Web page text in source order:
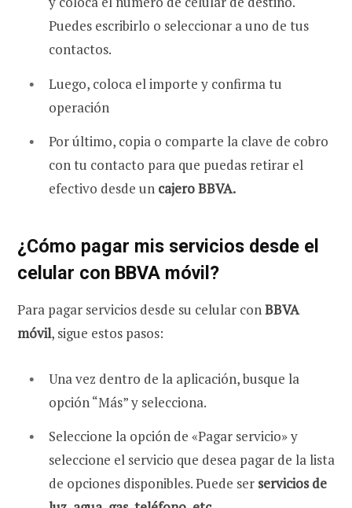
Puedes escribirlo o seleccionar a uno de tus
contactos.
Luego, coloca el importe y confirma tu
operación
Por último, copia o comparte la clave de cobro
con tu contacto para que puedas retirar el
efectivo desde un cajero BBVA.
¿Cómo pagar mis servicios desde el
celular con BBVA móvil?
Para pagar servicios desde su celular conBBVA
móvil, sigue estos pasos:
Una vez dentro de la aplicación, busque la
opción “Más” y selecciona.
Seleccione la opción de «Pagar servicio» y
seleccione el servicio que desea pagar de la lista
de opciones disponibles. Puede ser servicios de